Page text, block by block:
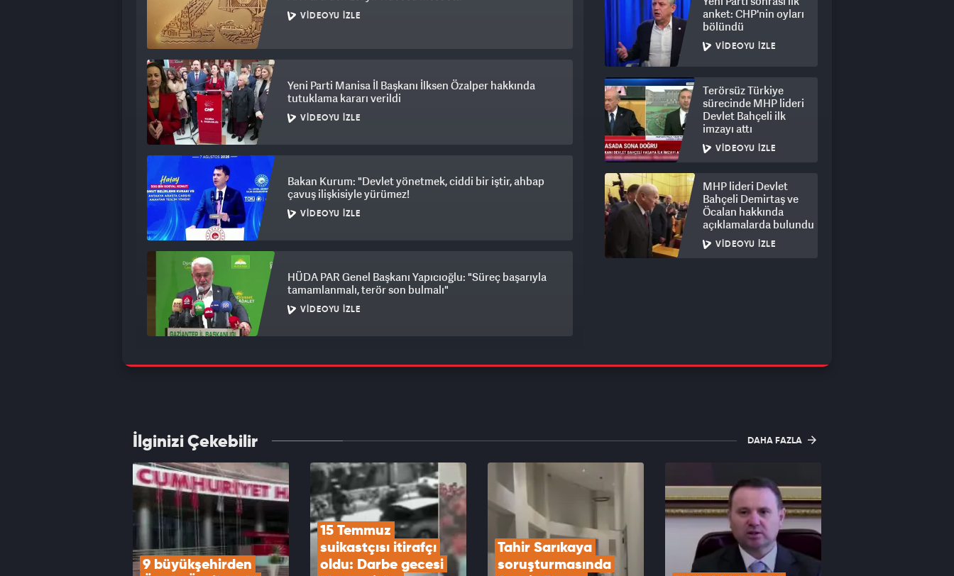
Özgür Bey 23 Mayıs Cumartesi akşamı Kemal Bey ile telefonda görüştüklerini, Kemal
Bey’e “İkimiz de çekilelim, kurultaya kadar eski genel başkan ve büyüğümüz olarak
Murat Karayalçın yönetsin” diyor.
Ben bunu bilmeden Kemal Bey’i aramıştım."
'MANSUR YAVAŞ SÖZLERİ
Mansur Yavaş'ın uzlaşma sağlamasına yönelik soru üzerine Karayalçın, "Mansur Bey’in
katkısı olursa Mansur Bey de devreye girmeli. Kimin katkısı oluyorsa devreye girmeli,
yardımcı olmalı." diye konuştu.
VIDEOYU İZLE
Yeni Parti Manisa İl Başkanı İlksen Özalper hakkında
tutuklama kararı verildi
VIDEOYU İZLE
Bakan Kurum: "Devlet yönetmek, ciddi bir iştir, ahbap
çavuş ilişkisiyle yürümez!
VIDEOYU İZLE
HÜDA PAR Genel Başkanı Yapıcıoğlu: "Süreç başarıyla
tamamlanmalı, terör son bulmalı"
VIDEOYU İZLE
12 maddelik çerçeve yasanın bilinmeyenleri: Selahattin
Demirtaş için 'tek' şart
VIDEOYU İZLE
anket: CHP'nin oyları
bölündü
VIDEOYU İZLE
Terörsüz Türkiye
sürecinde MHP lideri
Devlet Bahçeli ilk
imzayı attı
VIDEOYU İZLE
MHP lideri Devlet
Bahçeli Demirtaş ve
Öcalan hakkında
açıklamalarda bulundu
VIDEOYU İZLE
İlginizi Çekebilir DAHA FAZLA
9 büyükşehirden
15 Temmuz
suikastçısı itirafçı
oldu: Darbe gecesi
Tahir Sarıkaya
soruşturmasında